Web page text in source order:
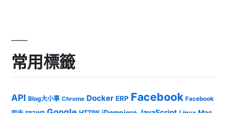
常用標籤
API Blog大小事 Chrome Docker ERP Facebook Facebook